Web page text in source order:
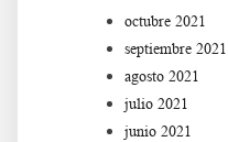
octubre 2021
septiembre 2021
agosto 2021
julio 2021
junio 2021